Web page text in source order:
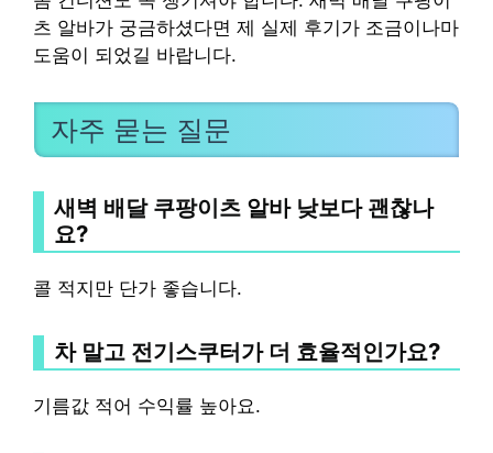
츠 알바가 궁금하셨다면 제 실제 후기가 조금이나마
도움이 되었길 바랍니다.
자주 묻는 질문
새벽 배달 쿠팡이츠 알바 낮보다 괜찮나
요?
콜 적지만 단가 좋습니다.
차 말고 전기스쿠터가 더 효율적인가요?
기름값 적어 수익률 높아요.